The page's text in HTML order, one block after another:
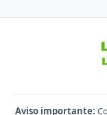
Aviso importante: